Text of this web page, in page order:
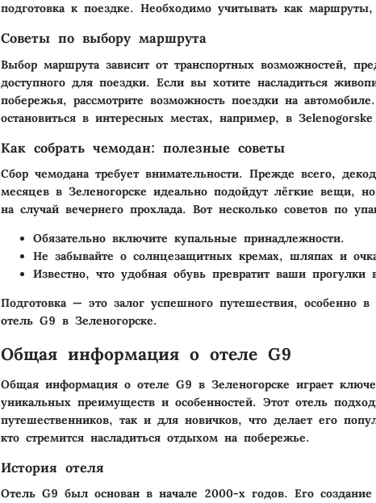
подготовка к поездке. Необходимо учитывать как
Советы по выбору маршрута
Выбор маршрута зависит от транспортных возможностей,
доступного для поездки. Если вы хотите насладиться
побережья, рассмотрите возможность поездки на
остановиться в интересных местах, например, в
Как собрать чемодан: полезные советы
Сбор чемодана требует внимательности. Прежде всего,
месяцев в Зеленогорске идеально подойдут лёгкие вещи,
на случай вечернего прохлада. Вот несколько советов по
Обязательно включите купальные принадлежности.
Не забывайте о солнцезащитных кремах, шляпах и
Известно, что удобная обувь превратит ваши прогулки
Подготовка — это залог успешного путешествия, особенно
отель G9 в Зеленогорске.
Общая информация о отеле G9
Общая информация о отеле G9 в Зеленогорске играет
уникальных преимуществ и особенностей. Этот отель
путешественников, так и для новичков, что делает его
кто стремится насладиться отдыхом на побережье.
История отеля
Отель G9 был основан в начале 2000-х годов. Его создание